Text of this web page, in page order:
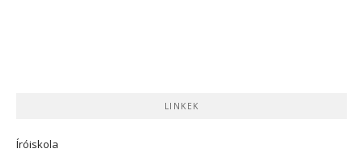
LINKEK
Íróiskola